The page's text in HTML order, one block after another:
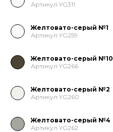
Артикул YG311
Желтовато-серый №1
Артикул YG259
Желтовато-серый №10
Артикул YG266
Желтовато-серый №2
Артикул YG260
Желтовато-серый №4
Артикул YG262